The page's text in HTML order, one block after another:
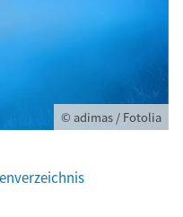
© adimas / Fotolia